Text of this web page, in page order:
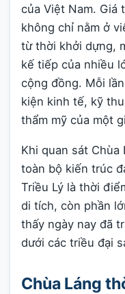
của Việt Nam. Giá
không chỉ nằm ở
từ thời khởi dựng,
kế tiếp của nhiều
cộng đồng. Mỗi
kiện kinh tế, kỹ
thẩm mỹ của một
Khi quan sát
toàn bộ kiến trúc
Triều Lý là thời
di tích, còn phần
thấy ngày nay đã
dưới các triều đại
Chùa Láng